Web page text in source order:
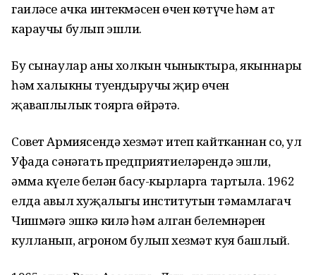
гаиләсе ачка интекмәсен өчен көтүче һәм ат
караучы булып эшли.
Бу сынаулар аның холкын чыныктыра, якыннары
һәм халыкны туендыручы җир өчен
җаваплылык тоярга өйрәтә.
Совет Армиясендә хезмәт итеп кайтканнан соң, ул
Уфада сәнәгать предприятиеләрендә эшли,
әмма күңеле белән басу-кырларга тартыла. 1962
елда авыл хуҗалыгы институтын тәмамлагач
Чишмәгә эшкә килә һәм алган белемнәрен
кулланып, агроном булып хезмәт куя башлый.